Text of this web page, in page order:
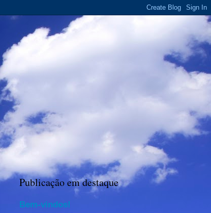
Publicação em destaque
Bem-vindos!